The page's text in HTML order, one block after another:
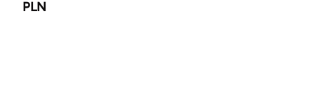
PLN